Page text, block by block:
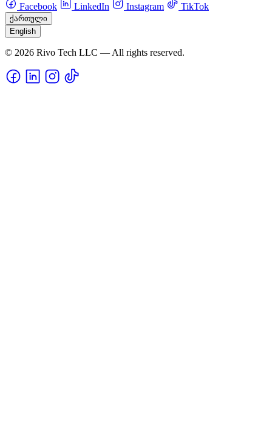
Facebook
LinkedIn Instagram TikTok
ქართული
English
© 2026 Rivo Tech LLC — All rights reserved.